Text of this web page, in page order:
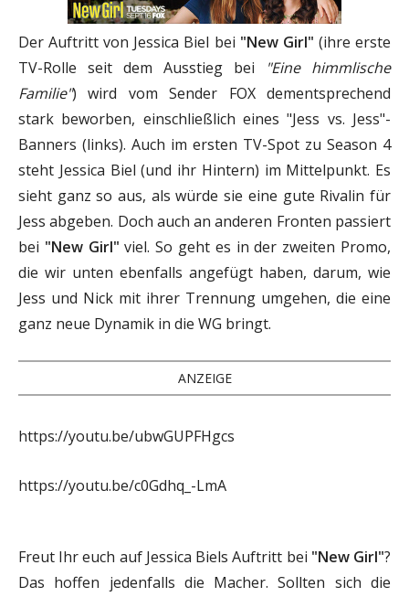
Der Auftritt von Jessica Biel bei "New Girl" (ihre erste
TV-Rolle seit dem Ausstieg bei
"Eine himmlische
Familie") wird vom Sender FOX dementsprechend
stark beworben, einschließlich eines "Jess vs. Jess"-
Banners (links). Auch im ersten TV-Spot zu Season 4
steht Jessica Biel (und ihr Hintern) im Mittelpunkt. Es
sieht ganz so aus, als würde sie eine gute Rivalin für
Jess abgeben. Doch auch an anderen Fronten passiert
bei "New Girl" viel. So geht es in der zweiten Promo,
die wir unten ebenfalls angefügt haben, darum, wie
Jess und Nick mit ihrer Trennung umgehen, die eine
ganz neue Dynamik in die WG bringt.
ANZEIGE
https://youtu.be/ubwGUPFHgcs
https://youtu.be/c0Gdhq_-LmA
Freut Ihr euch auf Jessica Biels Auftritt bei "New Girl"?
Das hoffen jedenfalls die Macher. Sollten sich die